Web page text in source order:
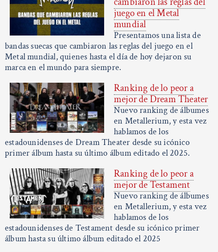
juego en el Metal
mundial
Presentamos una lista de
bandas suecas que cambiaron las reglas del juego en el
Metal mundial, quienes hasta el día de hoy dejaron su
marca en el mundo para siempre.
Ranking de lo peor a
mejor de Dream Theater
Nuevo ranking de álbumes
en Metallerium, y esta vez
hablamos de los
estadounidenses de Dream Theater desde su icónico
primer álbum hasta su último álbum editado el 2025.
Ranking de lo peor a
mejor de Testament
Nuevo ranking de álbumes
en Metallerium, y esta vez
hablamos de los
estadounidenses de Testament desde su icónico primer
álbum hasta su último álbum editado el 2025